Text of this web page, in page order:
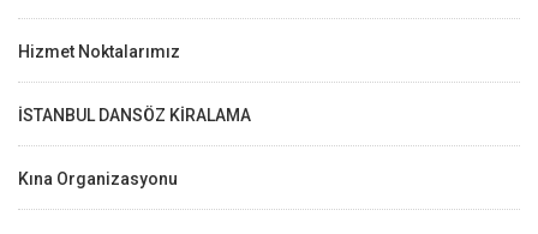
Hizmet Noktalarımız
İSTANBUL DANSÖZ KİRALAMA
Kına Organizasyonu